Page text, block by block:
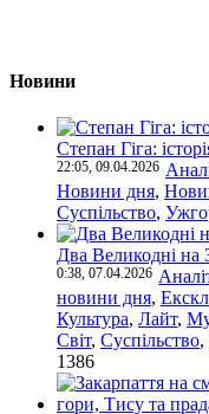
Новини
Степан Гіга:
22:05, 09.04.2026
Новини дня,
Суспільство,
Два Великодні на
0:38, 07.04.2026
новини дня,
Культура, Лайт,
Світ, Суспільство,
1386